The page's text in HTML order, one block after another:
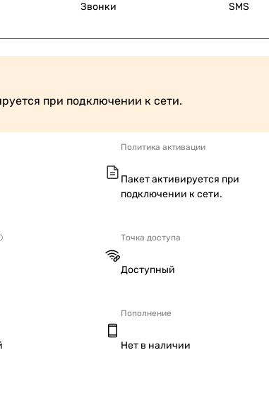
Звонки SMS
при подключении к сети.
Политика активации
Пакет активируется при
подключении к сети.
Точка доступа
Доступный
Пополнение
Нет в наличии